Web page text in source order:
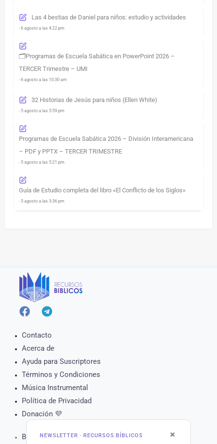
Las 4 bestias de Daniel para niños: estudio y actividades
- 6 agosto a las 4:22 pm
🗂️Programas de Escuela Sabática en PowerPoint 2026 –
TERCER Trimestre – UMI
- 6 agosto a las 10:30 am
32 Historias de Jesús para niños (Ellen White)
- 5 agosto a las 5:59 pm
Programas de Escuela Sabática 2026 – División Interamericana
– PDF y PPTX – TERCER TRIMESTRE
- 5 agosto a las 5:21 pm
Guía de Estudio completa del libro «El Conflicto de los Siglos»
- 5 agosto a las 3:36 pm
×
NEWSLETTER · RECURSOS BÍBLICOS
Contacto
Acerca de
Ayuda para Suscriptores
Términos y Condiciones
Música Instrumental
Política de Privacidad
Donación 💜
Biblia Online